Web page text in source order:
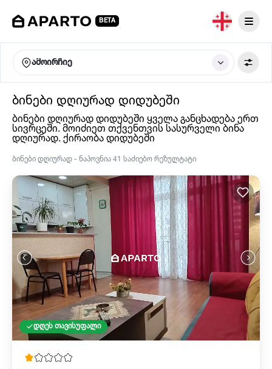
BETA
ამოირჩიე
ბინები დღიურად დიდუბეში
ბინები დღიურად დიდუბეში ყველა განცხადება ერთ
სივრცეში. მოიძიეთ თქვენთვის სასურველი ბინა
დღიურად. ქირაობა დიდუბეში
ბინები დღიურად - ნაპოვნია 41 საძიებო რეზულტატი
დღეს თავისუფალი